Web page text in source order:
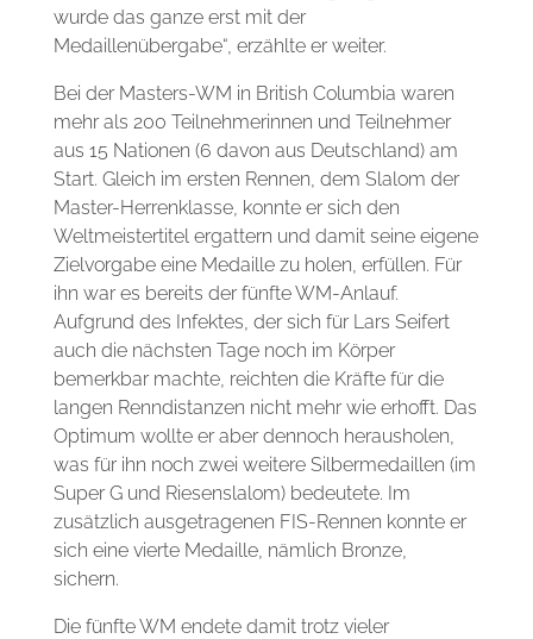
wurde das ganze erst mit der
Medaillenübergabe“, erzählte er weiter.
Bei der Masters-WM in British Columbia waren
mehr als 200 Teilnehmerinnen und Teilnehmer
aus 15 Nationen (6 davon aus Deutschland) am
Start. Gleich im ersten Rennen, dem Slalom der
Master-Herrenklasse, konnte er sich den
Weltmeistertitel ergattern und damit seine eigene
Zielvorgabe eine Medaille zu holen, erfüllen. Für
ihn war es bereits der fünfte WM-Anlauf.
Aufgrund des Infektes, der sich für Lars Seifert
auch die nächsten Tage noch im Körper
bemerkbar machte, reichten die Kräfte für die
langen Renndistanzen nicht mehr wie erhofft. Das
Optimum wollte er aber dennoch herausholen,
was für ihn noch zwei weitere Silbermedaillen (im
Super G und Riesenslalom) bedeutete. Im
zusätzlich ausgetragenen FIS-Rennen konnte er
sich eine vierte Medaille, nämlich Bronze,
sichern.
Die fünfte WM endete damit trotz vieler